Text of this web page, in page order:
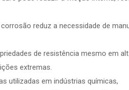
reduz a necessidade de
de resistência mesmo em
extremas.
utilizadas em indústrias químicas,